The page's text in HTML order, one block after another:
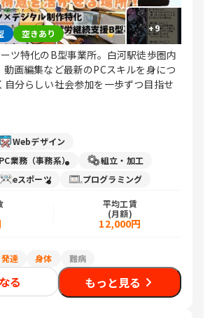
+9
空きあり
ツ特化のB型事業所。白河駅徒歩圏内
動画編集など最新のPCスキルを身につ
自分らしい社会参加を一歩ずつ目指せ
Webデザイン
業務（事務系）
組立・加工
eスポーツ プログラミング
平均工賃
(月額)
12,000円
発達 身体 難病
る もっと見る